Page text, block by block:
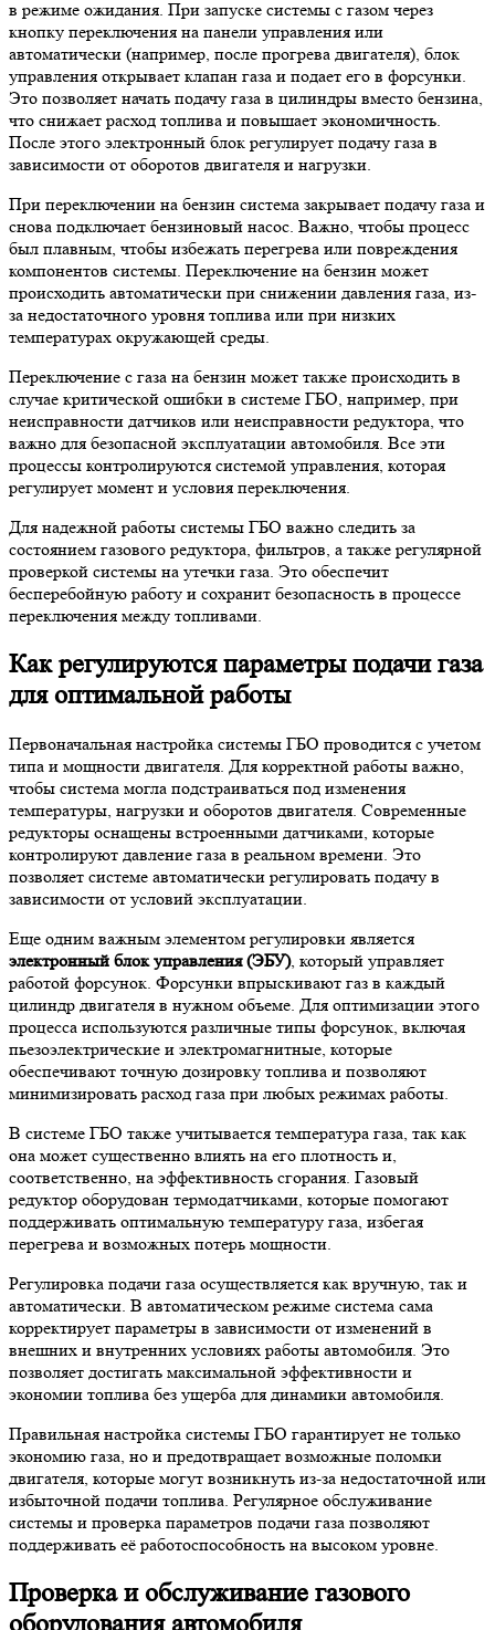
в режиме ожидания. При запуске системы с газом через
кнопку переключения на панели управления или
автоматически (например, после прогрева двигателя), блок
управления открывает клапан газа и подает его в форсунки.
Это позволяет начать подачу газа в цилиндры вместо бензина,
что снижает расход топлива и повышает экономичность.
После этого электронный блок регулирует подачу газа в
зависимости от оборотов двигателя и нагрузки.
При переключении на бензин система закрывает подачу газа и
снова подключает бензиновый насос. Важно, чтобы процесс
был плавным, чтобы избежать перегрева или повреждения
компонентов системы. Переключение на бензин может
происходить автоматически при снижении давления газа, из-
за недостаточного уровня топлива или при низких
температурах окружающей среды.
Переключение с газа на бензин может также происходить в
случае критической ошибки в системе ГБО, например, при
неисправности датчиков или неисправности редуктора, что
важно для безопасной эксплуатации автомобиля. Все эти
процессы контролируются системой управления, которая
регулирует момент и условия переключения.
Для надежной работы системы ГБО важно следить за
состоянием газового редуктора, фильтров, а также регулярной
проверкой системы на утечки газа. Это обеспечит
бесперебойную работу и сохранит безопасность в процессе
переключения между топливами.
Как регулируются параметры подачи газа
для оптимальной работы
Первоначальная настройка системы ГБО проводится с учетом
типа и мощности двигателя. Для корректной работы важно,
чтобы система могла подстраиваться под изменения
температуры, нагрузки и оборотов двигателя. Современные
редукторы оснащены встроенными датчиками, которые
контролируют давление газа в реальном времени. Это
позволяет системе автоматически регулировать подачу в
зависимости от условий эксплуатации.
Еще одним важным элементом регулировки является
электронный блок управления (ЭБУ), который управляет
работой форсунок. Форсунки впрыскивают газ в каждый
цилиндр двигателя в нужном объеме. Для оптимизации этого
процесса используются различные типы форсунок, включая
пьезоэлектрические и электромагнитные, которые
обеспечивают точную дозировку топлива и позволяют
минимизировать расход газа при любых режимах работы.
В системе ГБО также учитывается температура газа, так как
она может существенно влиять на его плотность и,
соответственно, на эффективность сгорания. Газовый
редуктор оборудован термодатчиками, которые помогают
поддерживать оптимальную температуру газа, избегая
перегрева и возможных потерь мощности.
Регулировка подачи газа осуществляется как вручную, так и
автоматически. В автоматическом режиме система сама
корректирует параметры в зависимости от изменений в
внешних и внутренних условиях работы автомобиля. Это
позволяет достигать максимальной эффективности и
экономии топлива без ущерба для динамики автомобиля.
Правильная настройка системы ГБО гарантирует не только
экономию газа, но и предотвращает возможные поломки
двигателя, которые могут возникнуть из-за недостаточной или
избыточной подачи топлива. Регулярное обслуживание
системы и проверка параметров подачи газа позволяют
поддерживать её работоспособность на высоком уровне.
Проверка и обслуживание газового
оборудования автомобиля